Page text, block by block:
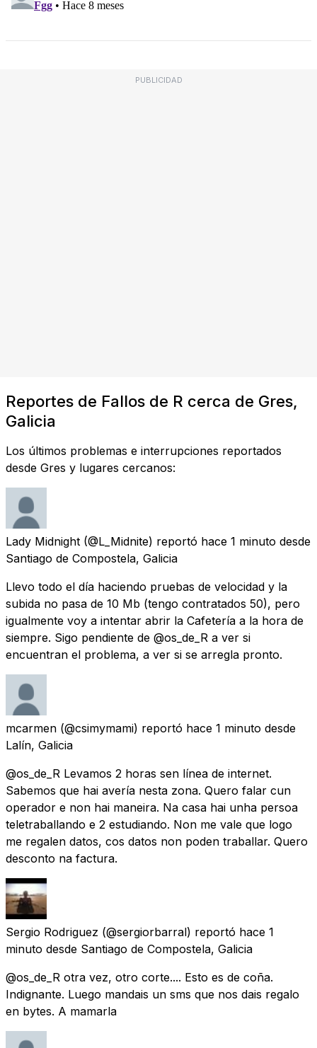
PUBLICIDAD
Reportes de Fallos de R cerca de Gres,
Galicia
Los últimos problemas e interrupciones reportados
desde Gres y lugares cercanos:
Lady Midnight (@L_Midnite) reportó hace 1 minuto desde
Santiago de Compostela, Galicia
Llevo todo el día haciendo pruebas de velocidad y la
subida no pasa de 10 Mb (tengo contratados 50), pero
igualmente voy a intentar abrir la Cafetería a la hora de
siempre. Sigo pendiente de @os_de_R a ver si
encuentran el problema, a ver si se arregla pronto.
mcarmen (@csimymami) reportó hace 1 minuto desde
Lalín, Galicia
@os_de_R Levamos 2 horas sen línea de internet.
Sabemos que hai avería nesta zona. Quero falar cun
operador e non hai maneira. Na casa hai unha persoa
teletraballando e 2 estudiando. Non me vale que logo
me regalen datos, cos datos non poden traballar. Quero
desconto na factura.
Sergio Rodriguez (@sergiorbarral) reportó hace 1
minuto desde Santiago de Compostela, Galicia
@os_de_R otra vez, otro corte.... Esto es de coña.
Indignante. Luego mandais un sms que nos dais regalo
en bytes. A mamarla